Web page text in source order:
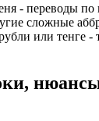
- переводы по
сложные
или тенге -